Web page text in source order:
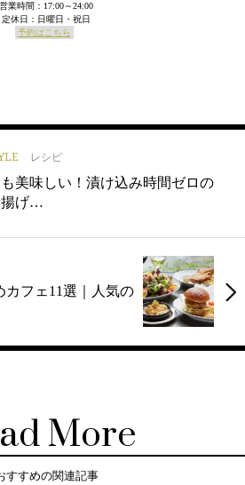
営業時間：17:00～24:00
定休日：日曜日・祝日
予約はこちら
レシピ
美味しい！漬け込み時間ゼロの
揚げ…
カフェ11選｜人気の
More
すすめの関連記事